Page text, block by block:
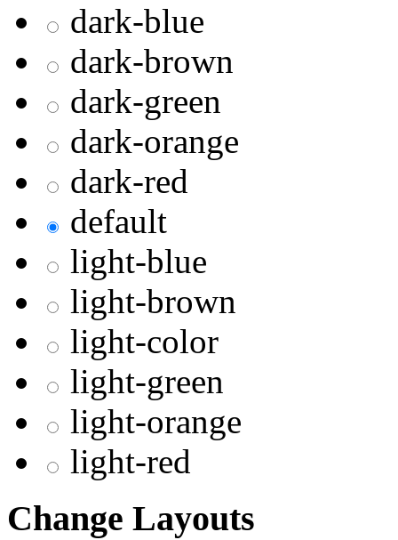
dark-blue
dark-brown
dark-green
dark-orange
dark-red
default
light-blue
light-brown
light-color
light-green
light-orange
light-red
Change Layouts